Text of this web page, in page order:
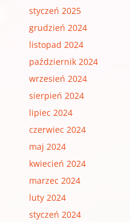
styczeń 2025
grudzień 2024
listopad 2024
październik 2024
wrzesień 2024
sierpień 2024
lipiec 2024
czerwiec 2024
maj 2024
kwiecień 2024
marzec 2024
luty 2024
styczeń 2024